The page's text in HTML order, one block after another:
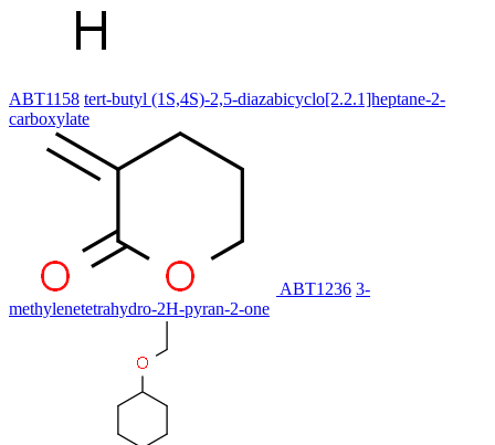
ABT1158 tert-butyl (1S,4S)-2,5-diazabicyclo[2.2.1]heptane-2-
carboxylate
ABT1236 3-
methylenetetrahydro-2H-pyran-2-one